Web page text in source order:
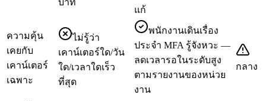
บาท
แก้
ความคุ้น
เคยกับ
เคาน์เตอร์
เฉพาะ
ไม่รู้ว่า
เคาน์เตอร์ใด/วัน
ใด/เวลาใดเร็ว
ที่สุด
พนักงานเดินเรื่อง
ประจำ MFA รู้จังหวะ —
ลดเวลารอในระดับสูง
ตามรายงานของหน่วย
งาน
กลาง